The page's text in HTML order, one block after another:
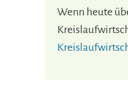
Wenn heute